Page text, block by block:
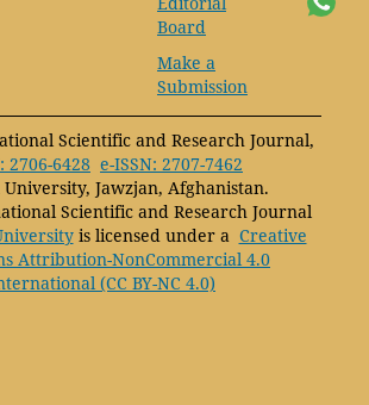
Board
Make a
Submission
Scientific and Research Journal,
2706-6428 e-ISSN: 2707-7462
University, Jawzjan, Afghanistan.
Scientific and Research Journal
is licensed under a Creative
Attribution-NonCommercial 4.0
(CC BY-NC 4.0)